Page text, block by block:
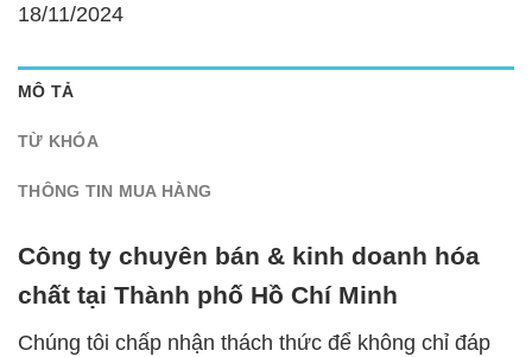
18/11/2024
MÔ TẢ
TỪ KHÓA
THÔNG TIN MUA HÀNG
Công ty chuyên bán & kinh doanh hóa
chất tại Thành phố Hồ Chí Minh
Chúng tôi chấp nhận thách thức để không chỉ đáp